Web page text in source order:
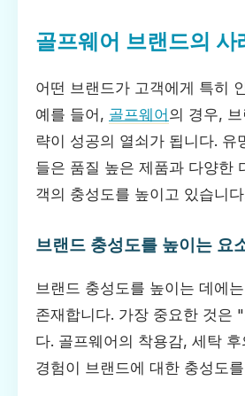
골프웨어 브랜드의 사
어떤 브랜드가 고객에게 특히
예를 들어, 골프웨어 의 경우,
략이 성공의 열쇠가 됩니다. 유
들은 품질 높은 제품과 다양한
객의 충성도를 높이고 있습니
브랜드 충성도를 높이는 요
브랜드 충성도를 높이는 데에
존재합니다. 가장 중요한 것은
다. 골프웨어의 착용감, 세탁
경험이 브랜드에 대한 충성도